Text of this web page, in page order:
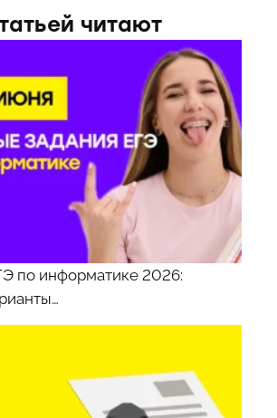
читают
по информатике 2026: